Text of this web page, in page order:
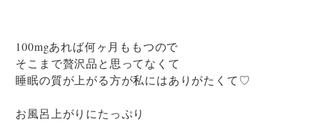
100mgあれば何ヶ月ももつので
そこまで贅沢品と思ってなくて
睡眠の質が上がる方が私にはありがたくて♡
お風呂上がりにたっぷり